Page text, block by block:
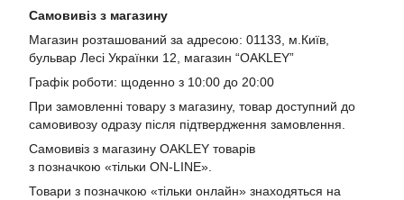
Самовивіз з магазину
Магазин розташований за адресою: 01133, м.Київ,
бульвар Лесі Українки 12, магазин “OAKLEY”
Графік роботи: щоденно з 10:00 до 20:00
При замовленні товару з магазину, товар доступний до
самовивозу одразу після підтвердження замовлення.
Самовивіз з магазину OAKLEY товарів
з позначкою «тільки ON-LINE».
Товари з позначкою «тільки онлайн» знаходяться на